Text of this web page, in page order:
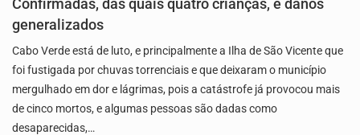
Confirmadas, das quais quatro crianças, e danos
generalizados
Cabo Verde está de luto, e principalmente a Ilha de São Vicente que
foi fustigada por chuvas torrenciais e que deixaram o município
mergulhado em dor e lágrimas, pois a catástrofe já provocou mais
de cinco mortos, e algumas pessoas são dadas como
desaparecidas,…